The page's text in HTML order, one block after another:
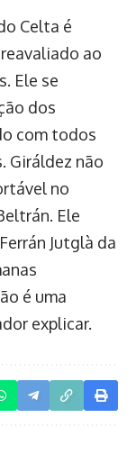
Celta é
ao
Ele se
dos
com todos
Giráldez não
no
Ele
Jutglà da
é uma
explicar.